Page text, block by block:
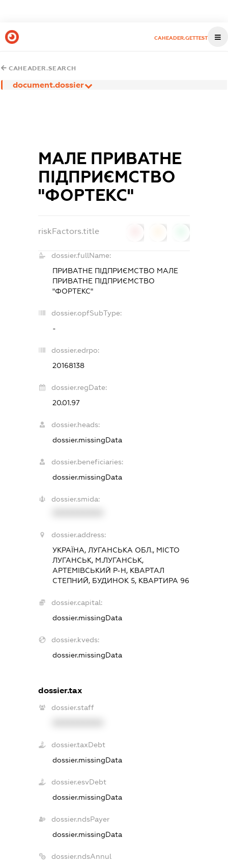
CAHEADER.GETTEST
CAHEADER.SEARCH
document.dossier
МАЛЕ ПРИВАТНЕ
ПІДПРИЄМСТВО
"ФОРТЕКС"
riskFactors.title
dossier.fullName:
ПРИВАТНЕ ПІДПРИЄМСТВО МАЛЕ
ПРИВАТНЕ ПІДПРИЄМСТВО
"ФОРТЕКС"
dossier.opfSubType:
-
dossier.edrpo:
20168138
dossier.regDate:
20.01.97
dossier.heads:
dossier.missingData
dossier.beneficiaries:
dossier.missingData
dossier.smida:
dossier.address:
УКРАЇНА, ЛУГАНСЬКА ОБЛ., МІСТО
ЛУГАНСЬК, М.ЛУГАНСЬК,
АРТЕМІВСЬКИЙ Р-Н, КВАРТАЛ
СТЕПНИЙ, БУДИНОК 5, КВАРТИРА 96
dossier.capital:
dossier.missingData
dossier.kveds:
dossier.missingData
dossier.tax
dossier.staff
dossier.taxDebt
dossier.missingData
dossier.esvDebt
dossier.missingData
dossier.ndsPayer
dossier.missingData
dossier.ndsAnnul